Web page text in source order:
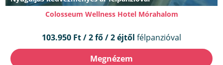
Colosseum Wellness Hotel Mórahalom
103.950 Ft / 2 fő / 2 éjtől félpanzióval
Megnézem